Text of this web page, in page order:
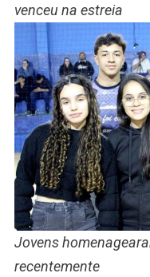
venceu na estreia
Jovens
recentemente